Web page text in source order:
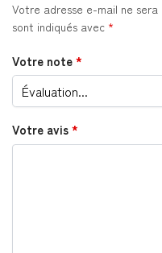
Votre adresse e-mail ne sera
sont indiqués avec *
Votre note*
Votre avis*